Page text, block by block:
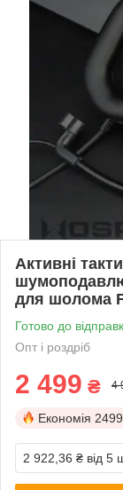
Активні
для шолома
Готово до
Опт і роздріб
2 499 ₴ 4
Економія
2 922,36 ₴ від 5